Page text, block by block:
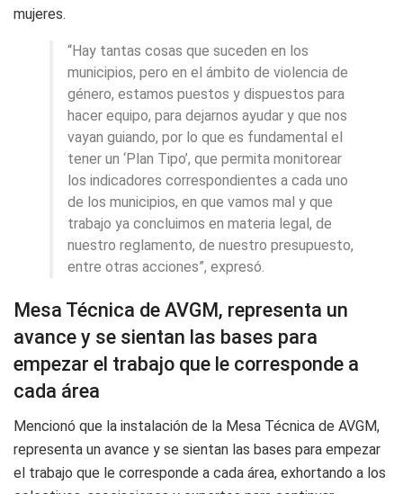
mujeres.
“Hay tantas cosas que suceden en los
municipios, pero en el ámbito de violencia de
género, estamos puestos y dispuestos para
hacer equipo, para dejarnos ayudar y que nos
vayan guiando, por lo que es fundamental el
tener un ‘Plan Tipo’, que permita monitorear
los indicadores correspondientes a cada uno
de los municipios, en que vamos mal y que
trabajo ya concluimos en materia legal, de
nuestro reglamento, de nuestro presupuesto,
entre otras acciones”, expresó.
Mesa Técnica de AVGM, representa un
avance y se sientan las bases para
empezar el trabajo que le corresponde a
cada área
Mencionó que la instalación de la Mesa Técnica de AVGM,
representa un avance y se sientan las bases para empezar
el trabajo que le corresponde a cada área, exhortando a los